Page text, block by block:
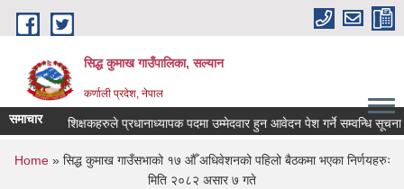
Skip to main content
सिद्ध कुमाख गाउँपालिका, सल्यान
कर्णाली प्रदेश, नेपाल
समाचार
स्थायी शिक्षकहरुले प्रधानाध्यापक पदमा उम्मेदवार हुन आवेदन पेश गर्ने सम्वन्धि सूचना ।
You are here
Home» सिद्ध कुमाख गाउँसभाको १७ औँ अधिवेशनको पहिलो बैठकमा भएका निर्णयहरुः
मिति २०८२ असार ७ गते